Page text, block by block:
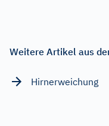
Weitere Artikel aus
Hirnerweichung